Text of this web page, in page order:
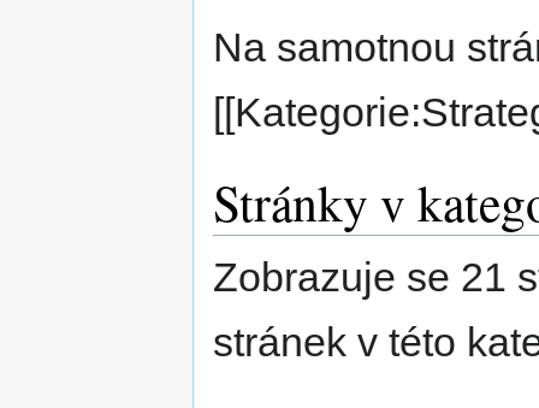
Na samotnou
Stránky v
Zobrazuje se 21
stránek v této